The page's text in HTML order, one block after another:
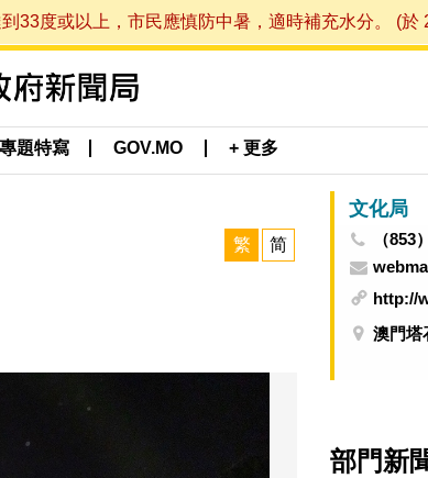
33度或以上，市民應慎防中暑，適時補充水分。 (
專題特寫 GOV.MO + 更多
繁 简
文化局
（853
http://
澳門塔
部門新